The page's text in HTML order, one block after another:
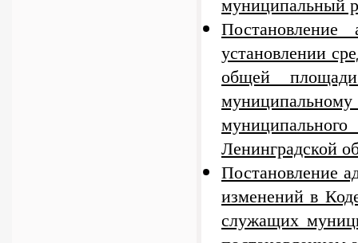
установлении
общей
Ленинградской
Постановление
изменений в
служащих